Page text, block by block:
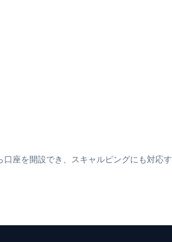
座を開設でき、スキャルピングにも対応す